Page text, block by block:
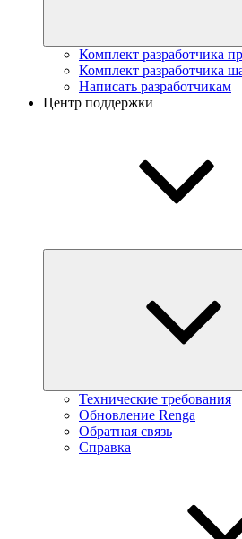
Комплект разработчика
Комплект разработчика
Написать разработчикам
Центр поддержки
Технические требования
Обновление Renga
Обратная связь
Справка